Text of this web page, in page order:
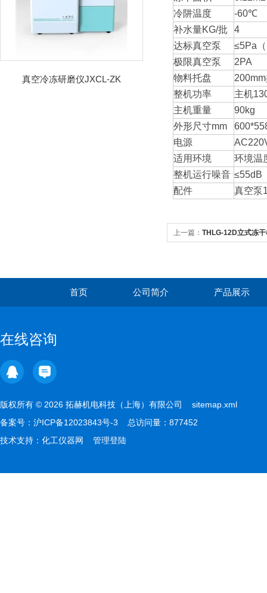
真空冷冻研磨仪JXCL-ZK
冷阱温度
-60℃
补水量KG/批
4
达标真空泵
≤5Pa
极限真空泵
2PA
物料托盘
整机功率
主机
主机重量
90kg
外形尺寸mm
电源
适用环境
环境温
整机运行噪音 ≤55dB
配件
真空泵
上一篇： THLG-12D立式冻
首页 公司简介 产品展示
在线咨询
版权所有 © 2026 拓赫机电科技（上海）有限公司 sitemap.xml
备案号： 沪ICP备12023843号-3 总访问量：877452
技术支持： 化工仪器网 管理登陆